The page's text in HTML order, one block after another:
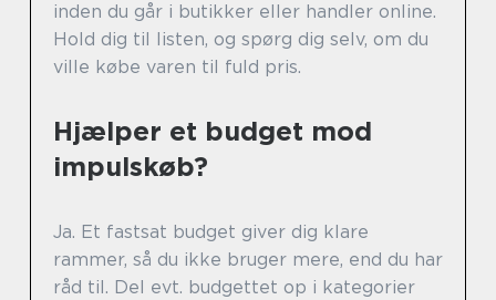
inden du går i butikker eller handler online.
Hold dig til listen, og spørg dig selv, om du
ville købe varen til fuld pris.
Hjælper et budget mod
impulskøb?
Ja. Et fastsat budget giver dig klare
rammer, så du ikke bruger mere, end du har
råd til. Del evt. budgettet op i kategorier